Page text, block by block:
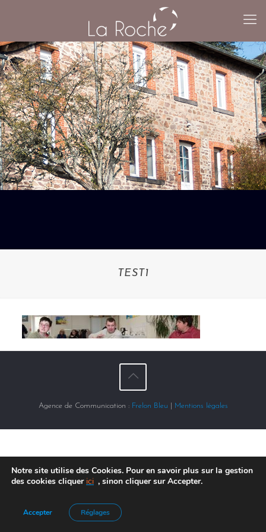
TEST1
Agence de Communication : Frelon Bleu Mentions légales
Notre site utilise des Cookies. Pour en savoir plus sur la gestion
des cookies cliquer ici , sinon cliquer sur Accepter.
Accepter Réglages